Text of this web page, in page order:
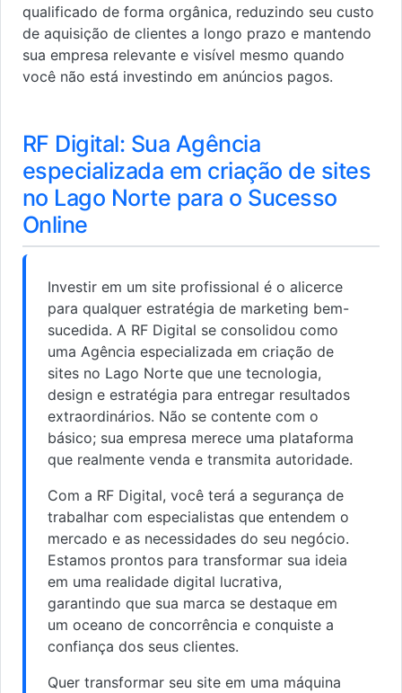
qualificado de forma orgânica, reduzindo seu custo
de aquisição de clientes a longo prazo e mantendo
sua empresa relevante e visível mesmo quando
você não está investindo em anúncios pagos.
RF Digital: Sua Agência
especializada em criação de sites
no Lago Norte para o Sucesso
Online
Investir em um site profissional é o alicerce
para qualquer estratégia de marketing bem-
sucedida. A RF Digital se consolidou como
uma Agência especializada em criação de
sites no Lago Norte que une tecnologia,
design e estratégia para entregar resultados
extraordinários. Não se contente com o
básico; sua empresa merece uma plataforma
que realmente venda e transmita autoridade.
Com a RF Digital, você terá a segurança de
trabalhar com especialistas que entendem o
mercado e as necessidades do seu negócio.
Estamos prontos para transformar sua ideia
em uma realidade digital lucrativa,
garantindo que sua marca se destaque em
um oceano de concorrência e conquiste a
confiança dos seus clientes.
Quer transformar seu site em uma máquina